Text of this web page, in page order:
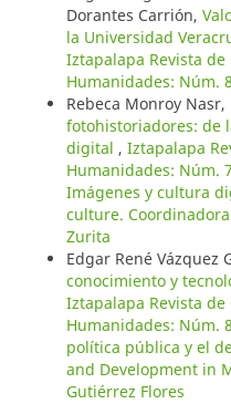
Dorantes Carrión,
la Universidad
Iztapalapa Revista de
Humanidades: Núm.
Rebeca Monroy Nasr,
fotohistoriadores: de
digital , Iztapalapa
Humanidades: Núm.
Imágenes y cultura
culture.
Zurita
Edgar René Vázquez
conocimiento y
Iztapalapa Revista de
Humanidades: Núm.
política pública y el
and Development in
Gutiérrez Flores